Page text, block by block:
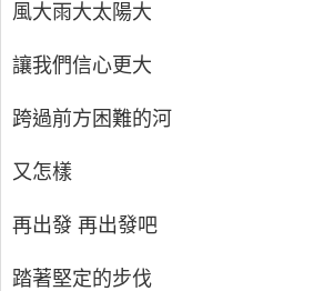
風大雨大太陽大
讓我們信心更大
跨過前方困難的河
又怎樣
再出發 再出發吧
踏著堅定的步伐